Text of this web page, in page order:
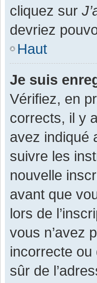
cliquez sur
devriez
Haut
Je suis
Vérifiez, en
corrects, il y
avez indiqué
suivre les
nouvelle
avant que
lors de
vous n’avez
incorrecte ou
sûr de